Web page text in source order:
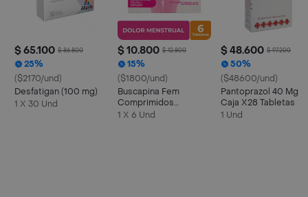
$ 65.100 $ 86.800
25%
($2170/und)
Desfatigan (100 mg)
1 X 30 Und
$ 10.800 $ 12.800
15%
($1800/und)
Buscapina Fem
Comprimidos
Recubiertos
1 X 6 Und
$ 48.600 $ 97.200
50%
($48600/und)
Pantoprazol 40 Mg
Caja X28 Tabletas
1 Und